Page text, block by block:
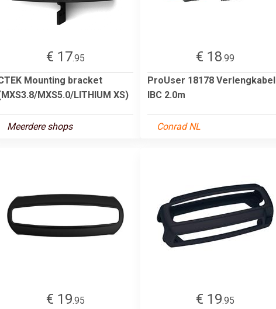
€ 17.95
Mounting bracket
MXS5.0/LITHIUM XS)
Meerdere shops
€ 18.99
ProUser 18178 Verlengkabel
IBC 2.0m
Conrad NL
€ 19.95
€ 19.95